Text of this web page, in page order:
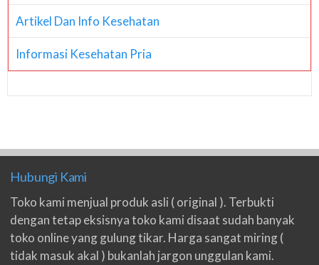
Artikel Dan Info Kesehatan
Informasi Kesehatan Pria
Hubungi Kami
Toko kami menjual produk asli ( original ). Terbukti
dengan tetap eksisnya toko kami disaat sudah banyak
toko online yang gulung tikar. Harga sangat miring (
tidak masuk akal ) bukanlah jargon unggulan kami.